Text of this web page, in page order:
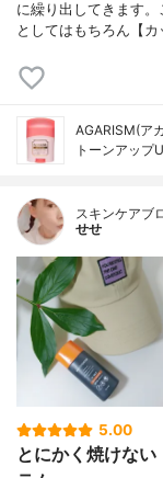
に繰り出してきます
としてはもちろん【
AGARISM(ア
トーンアップ
スキンケアブ
せせ
5.00
とにかく焼けな